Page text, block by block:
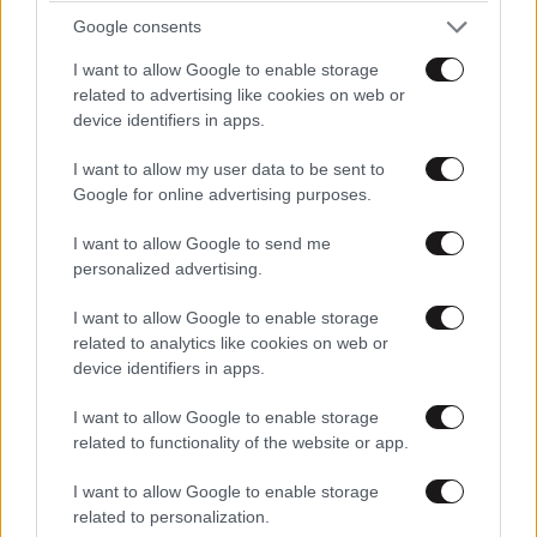
Google consents
I want to allow Google to enable storage
related to advertising like cookies on web or
device identifiers in apps.
I want to allow my user data to be sent to
Google for online advertising purposes.
I want to allow Google to send me
personalized advertising.
I want to allow Google to enable storage
related to analytics like cookies on web or
device identifiers in apps.
I want to allow Google to enable storage
related to functionality of the website or app.
I want to allow Google to enable storage
related to personalization.
Στην πράξη υπάρχουνδύο βασικές οδοί:
1. Η Τουρκία απομακρύνει πλήρως
τους S-400
απομάκρυνση του συστήματος από την τουρκική
καταστροφή ή μεταβίβαση σε τρίτη χώρα, υπό την
προϋπόθεση ότι θα απομακρυνθούν μαζί ο
εξοπλισμός, τα υλικά και το σχετικό προσωπικό.
Στην Ουάσιγκτον έχει συζητηθεί το ενδεχόμενο
μεταφοράς των S-400 σε τρίτη χώρα, χωρίς όμως να
Στη συνέχεια θα απαιτούνταν κοινή πιστοποίηση των
υπουργών Εξωτερικών και Άμυνας, τερματισμός των
κυρώσεων CAATSA, παρέλευση της περιόδου των 90